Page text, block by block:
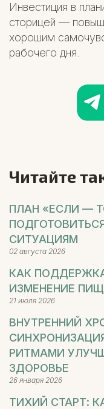
Инвестиция в
сторицей —
хорошим
рабочего дня.
Читайте
ПЛАН «ЕСЛИ —
СИТУАЦИЯМ
02 августа 2026
КАК
ИЗМЕНЕНИЕ
21 июля 2026
ВНУТРЕННИЙ
РИТМАМИ
ЗДОРОВЬЕ
26 января 2026
ТИХИЙ СТАРТ: